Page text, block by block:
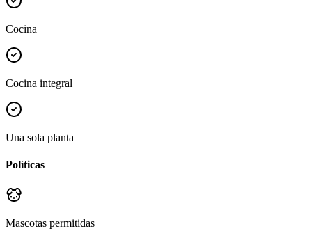
Cocina
Cocina integral
Una sola planta
Políticas
Mascotas permitidas